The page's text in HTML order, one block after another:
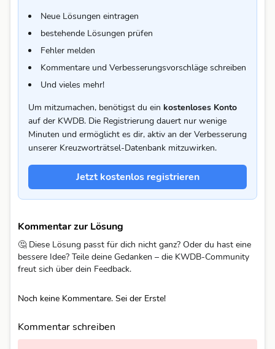
Neue Lösungen eintragen
bestehende Lösungen prüfen
Fehler melden
Kommentare und Verbesserungsvorschläge schreiben
Und vieles mehr!
Um mitzumachen, benötigst du ein kostenloses Konto
auf der KWDB. Die Registrierung dauert nur wenige
Minuten und ermöglicht es dir, aktiv an der Verbesserung
unserer Kreuzworträtsel-Datenbank mitzuwirken.
Jetzt kostenlos registrieren
Kommentar zur Lösung
🤔 Diese Lösung passt für dich nicht ganz? Oder du hast eine
bessere Idee? Teile deine Gedanken – die KWDB-Community
freut sich über dein Feedback.
Noch keine Kommentare. Sei der Erste!
Kommentar schreiben